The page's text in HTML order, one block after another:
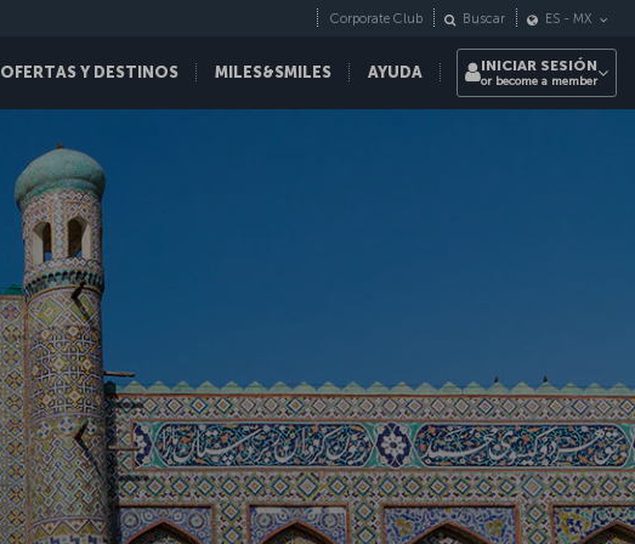
OFERTAS Y DESTINOS MILES&SMILES AYUDA
Corporate Club Buscar ES - MX
INICIAR SESIÓN
or become a member